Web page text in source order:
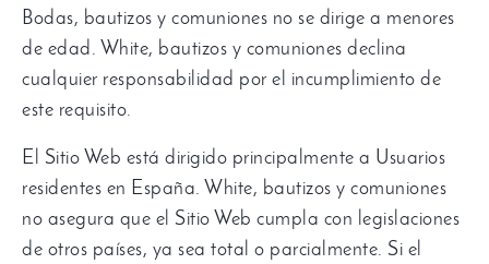
Bodas, bautizos y comuniones no se dirige a menores
de edad . White, bautizos y comuniones declina
cualquier responsabilidad por el incumplimiento de
este requisito.
El Sitio Web está dirigido principalmente a Usuarios
residentes en España. White, bautizos y comuniones
no asegura que el Sitio Web cumpla con legislaciones
de otros países, ya sea total o parcialmente. Si el